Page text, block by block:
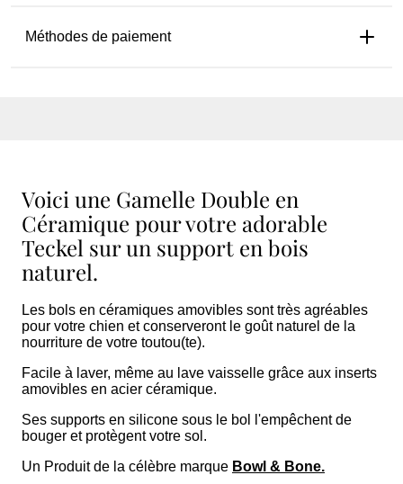
Méthodes de paiement
Voici une Gamelle Double en
Céramique pour votre adorable
Teckel sur un support en bois
naturel.
Les bols en céramiques amovibles sont très agréables
pour votre chien et conserveront le goût naturel de la
nourriture de votre toutou(te).
Facile à laver, même au lave vaisselle grâce aux inserts
amovibles en acier céramique.
Ses supports en silicone sous le bol l'empêchent de
bouger et protègent votre sol.
Un Produit de la célèbre marque Bowl & Bone.